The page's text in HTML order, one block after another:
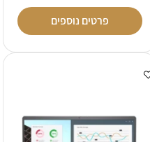
פרטים נוספים